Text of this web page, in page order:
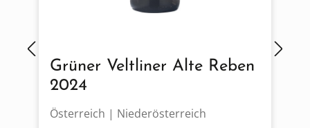
Grüner Veltliner Alte Reben
2024
Österreich | Niederösterreich